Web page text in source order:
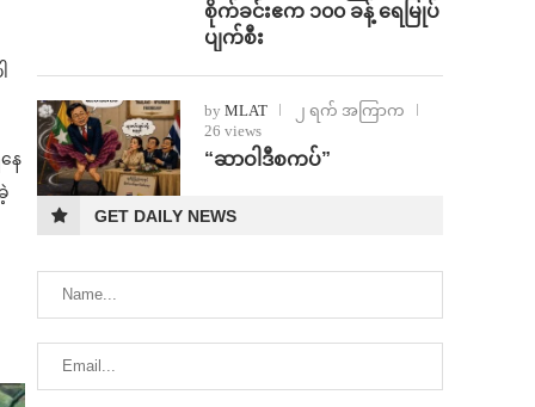
ေ
စိုက်ခင်းဧက ၁၀၀ ခန့် ရေမြုပ်
ပျက်စီး
by MLAT
၂ ရက် အကြာက
26 views
“ဆာဝါဒီစကပ်”
GET DAILY NEWS